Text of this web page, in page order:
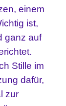
einem
ist,
ganz auf
Stille im
dafür,
zur